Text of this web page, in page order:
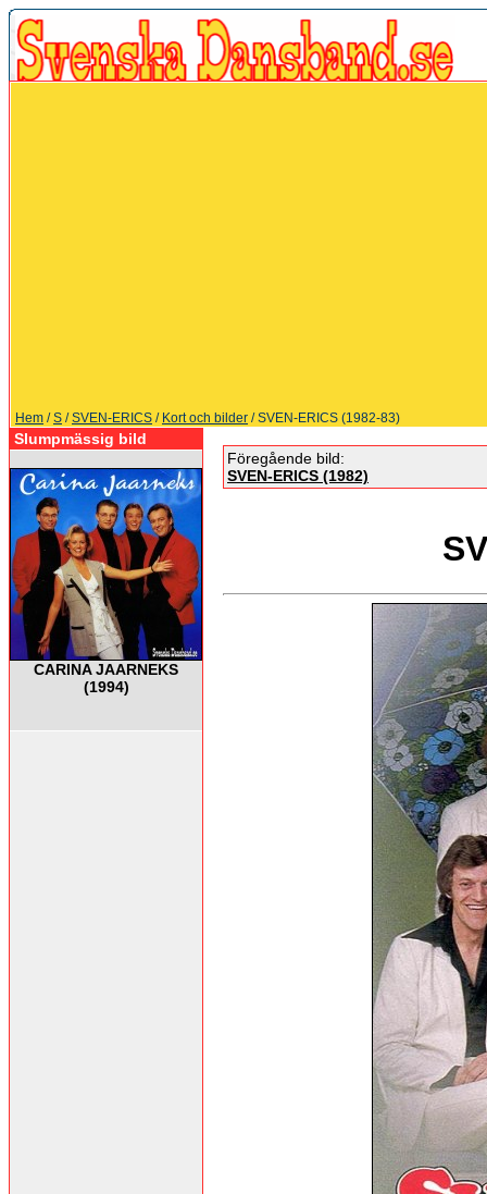
Hem /S /SVEN-ERICS / Kort och bilder / SVEN-ERICS (1982-83)
Slumpmässig bild
CARINA JAARNEKS
(1994)
Föregående bild:
SVEN-ERICS (1982)